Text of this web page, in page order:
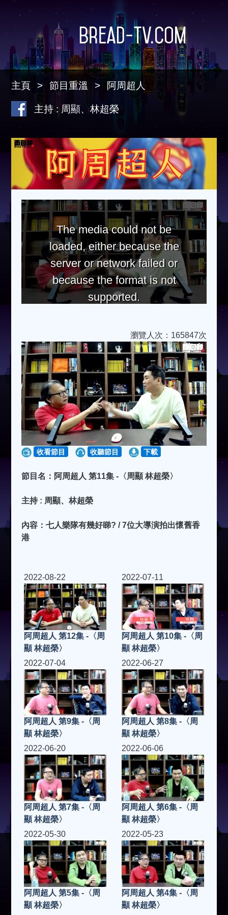
Bread-TV.com
主頁 節目重溫 阿周超人
主持 : 周顯、林超榮
The media could not be
loaded, either because the
server or network failed or
because the format is not
supported.
瀏覽人次：165847次
收看節目 收聽節目 下載
節目名：阿周超人 第11集 -〈周顯 林超榮〉
主持 : 周顯、林超榮
內容：七人樂隊有幾好睇? / 7位大導演拍出懷舊香
港
2022-08-22
阿周超人 第12集 -〈周
顯 林超榮〉
2022-07-11
阿周超人 第10集 -〈周
顯 林超榮〉
2022-07-04
阿周超人 第9集 -〈周
顯 林超榮〉
2022-06-27
阿周超人 第8集 -〈周
顯 林超榮〉
2022-06-20
阿周超人 第7集 -〈周
顯 林超榮〉
2022-06-06
阿周超人 第6集 -〈周
顯 林超榮〉
2022-05-30
阿周超人 第5集 -〈周
顯 林超榮〉
2022-05-23
阿周超人 第4集 -〈周
顯 林超榮〉